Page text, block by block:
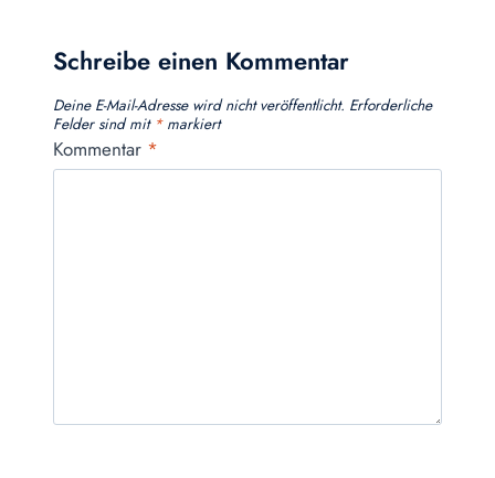
Schreibe einen Kommentar
Deine E-Mail-Adresse wird nicht veröffentlicht. Erforderliche
Felder sind mit *markiert
Kommentar *